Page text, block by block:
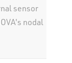
sensor
nodal